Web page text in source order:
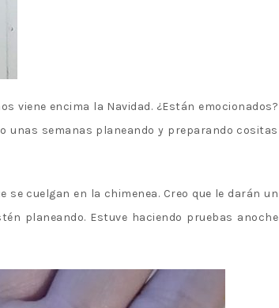
viene encima la Navidad. ¿Están emocionados?
unas semanas planeando y preparando cositas
cuelgan en la chimenea. Creo que le darán un
planeando. Estuve haciendo pruebas anoche